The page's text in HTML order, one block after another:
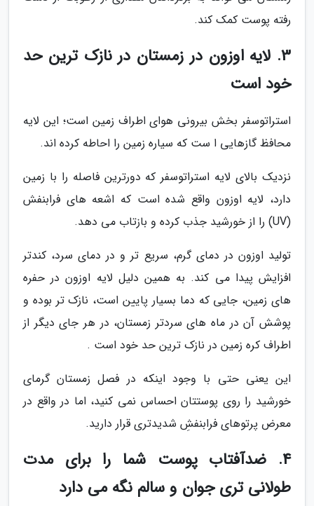
رفته پوست کمک کند.
3. لایه اوزون در زمستان در نازک ترین حد
خود است
استراتوسفر بخش بیرونی هوای اطراف زمین است؛ این لایه
محافظ گازهایی ا ست که سیاره زمین را احاطه کرده اند.
نزدیک بالای لایه استراتوسفر که دورترین فاصله را با زمین
دارد، لایه اوزون واقع شده است که اشعه های فرابنفش
(UV) را از خورشید جذب کرده و بازتاب می دهد.
تولید اوزون در دمای گرم، سریع تر و در دمای سرد، کندتر
افزایش پیدا می کند. به همین دلیل لایه اوزون در حفره
های زمین، جایی که دما بسیار پایین است، نازک تر بوده و
پوشش آن در ماه های سردتر زمستان، در هر جای دیگر از
اطراف کره زمین در نازک ترین حد خود است .
این یعنی حتی با وجود اینکه در فصل زمستان گرمای
خورشید را روی پوستتان احساس نمی کنید، اما در واقع در
معرض پرتوهای فرابنفشِ شدیدتری قرار دارید.
4. ضدآفتاب پوست شما را برای مدت
طولانی تری جوان و سالم نگه می دارد